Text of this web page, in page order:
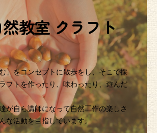
教室 クラフト
」をコンセプトに散歩をし、そこで採
フトを作ったり、味わったり、遊んだ
が自ら講師になって自然工作の楽しさ
な活動を目指しています。